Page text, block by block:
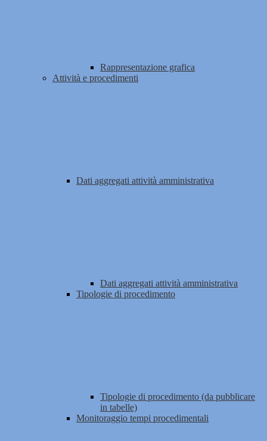
Rappresentazione grafica
Attività e procedimenti
Dati aggregati attività amministrativa
Dati aggregati attività amministrativa
Tipologie di procedimento
Tipologie di procedimento (da pubblicare
in tabelle)
Monitoraggio tempi procedimentali